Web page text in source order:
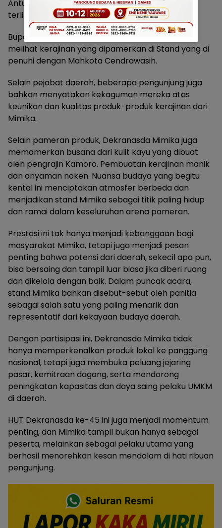
Antusiasme pengunjung terhadap stand Mimika
terlihat sangat tinggi.
Bupati Jombang, Ny Warsubi tampak terpukau
melihat kerajinan yang dipamerkan di Stand yang di
penuhi dengan Mahkota Cendrawasih.
Selain pejabat daerah, beberapa pengunjung juga
bahkan menyatakan kekaguman mereka atas
keunikan dan kualitas produk-produk kerajinan dari
Mimika.
Selain pameran produk, Dekranasda Mimika juga
memamerkan busana dari kulit kayu yang dibuat
oleh pengrajin Kamoro. Pembuatan kerajinan manik
dan anyaman noken. Nuansa budaya yang begitu
kental ini menciptakan atmosfer berbeda dan
menjadikan stand Mimika sebagai titik paling hidup
dan ramai dalam keseluruhan arena pameran.
Prestasi ini tak hanya menjadi kebanggaan bagi
masyarakat Mimika, tetapi juga menjadi pesan
penting bahwa potensi dari daerah, sekecil apa pun,
bisa bersaing dan tampil luar biasa jika diberi ruang
dan dikelola dengan baik. Dalam puncak acara,
stand Mimika bahkan disebut-sebut oleh panitia
sebagai salah satu yang paling menarik dan
representatif dari kekayaan budaya daerah.
Dengan partisipasi ini, Dekranasda Mimika tidak
hanya memperkenalkan produk lokal ke panggung
nasional, tetapi juga membuka peluang jejaring
pasar, kemitraan dagang, serta mendorong
peningkatan kapasitas dan daya saing pelaku UMKM
di daerah.
HUT Dekranasda ke-45 ini juga menjadi momentum
penting, dan Mimika tampil bukan hanya sebagai
peserta, melainkan sebagai pelaku utama yang
berhasil menorehkan kesan mendalam di hati ribuan
pengunjung.